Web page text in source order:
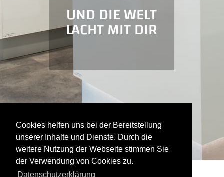
Cookies helfen uns bei der Bereitstellung
unserer Inhalte und Dienste. Durch die
weitere Nutzung der Webseite stimmen Sie
der Verwendung von Cookies zu.
Datenschutzerklärung
UND DIE WELT
LACHT MIT DIR